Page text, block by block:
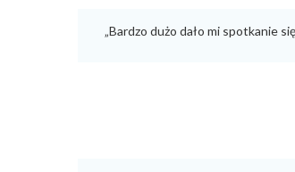
„Bardzo dużo dało mi spotkanie